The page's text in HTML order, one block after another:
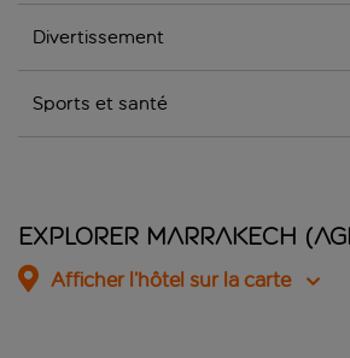
Divertissement
Sports et santé
Explorer Marrakech
Afficher l’hôtel sur la carte